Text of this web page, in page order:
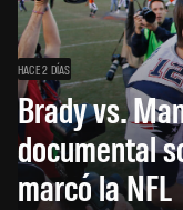
HACE 2 DÍAS
Brady vs.
documental
marcó la NFL